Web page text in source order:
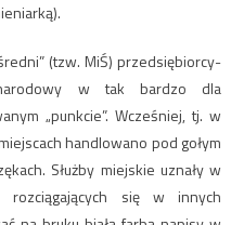
(tzw. MiŚ) przedsiębiorcy-
w tak bardzo dla
„punkcie”. Wcześniej, tj. w
handlowano pod gołym
Służby miejskie uznały w
się w innych